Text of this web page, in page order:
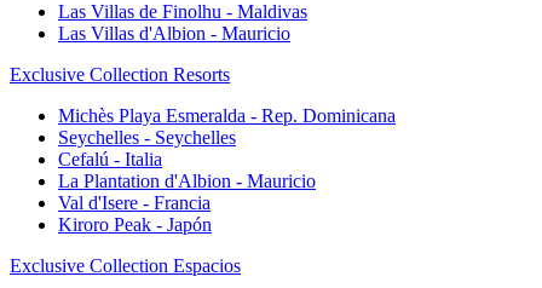
Las Villas de Finolhu - Maldivas
Las Villas d'Albion - Mauricio
Exclusive Collection Resorts
Michès Playa Esmeralda - Rep. Dominicana
Seychelles - Seychelles
Cefalú - Italia
La Plantation d'Albion - Mauricio
Val d'Isere - Francia
Kiroro Peak - Japón
Exclusive Collection Espacios